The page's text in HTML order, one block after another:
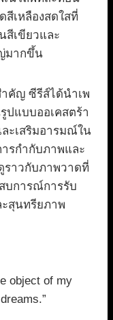
สีเหลืองสดใสที่
สีเขียวและ
มากขึ้น
คัญ ซีรีส์ได้นำเพ
ปแบบออเคสตร้า
ะเสริมอารมณ์ใน
รกำกับภาพและ
ราวกับภาพวาดที่
บการณ์การรับ
สุนทรียภาพ
object of my